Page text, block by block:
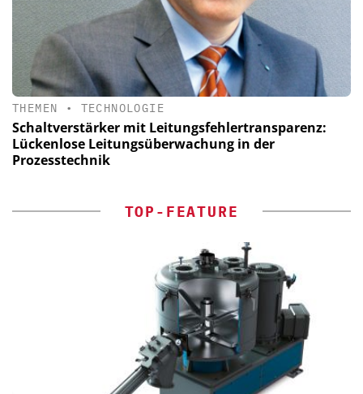
THEMEN • TECHNOLOGIE
Schaltverstärker mit Leitungsfehlertransparenz:
Lückenlose Leitungsüberwachung in der
Prozesstechnik
TOP-FEATURE